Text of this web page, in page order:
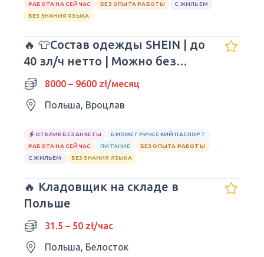
РАБОТА НА СЕЙЧАС
БЕЗ ОПЫТА РАБОТЫ
С ЖИЛЬЕМ
БЕЗ ЗНАНИЯ ЯЗЫКА
🔥 👕Состав одежды SHEIN | до
40 зл/ч нетто | Можно без
опыта8000 – 9600 zł/месяц
Польша, Вроцлав
ОТКЛИК БЕЗ АНКЕТЫ
БИОМЕТРИЧЕСКИЙ ПАСПОРТ
РАБОТА НА СЕЙЧАС
ПИТАНИЕ
БЕЗ ОПЫТА РАБОТЫ
С ЖИЛЬЕМ
БЕЗ ЗНАНИЯ ЯЗЫКА
🔥 Кладовщик на складе в
Польше
31.5 – 50 zł/час
Польша, Белосток